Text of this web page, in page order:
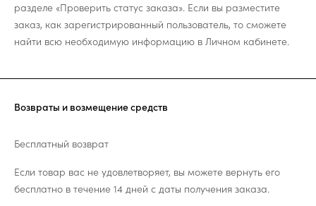
разделе «Проверить статус заказа». Если вы разместите
заказ, как зарегистрированный пользователь, то сможете
найти всю необходимую информацию в Личном кабинете.
Возвраты и возмещение средств
Бесплатный возврат
Если товар вас не удовлетворяет, вы можете вернуть его
бесплатно в течение 14 дней с даты получения заказа.